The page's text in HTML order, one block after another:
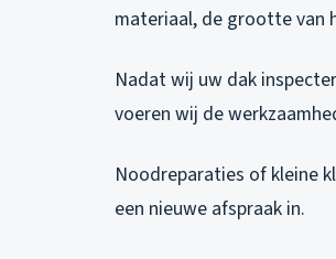
materiaal, de grootte van
Nadat wij uw dak
voeren wij de
Noodreparaties of kleine
een nieuwe afspraak in.